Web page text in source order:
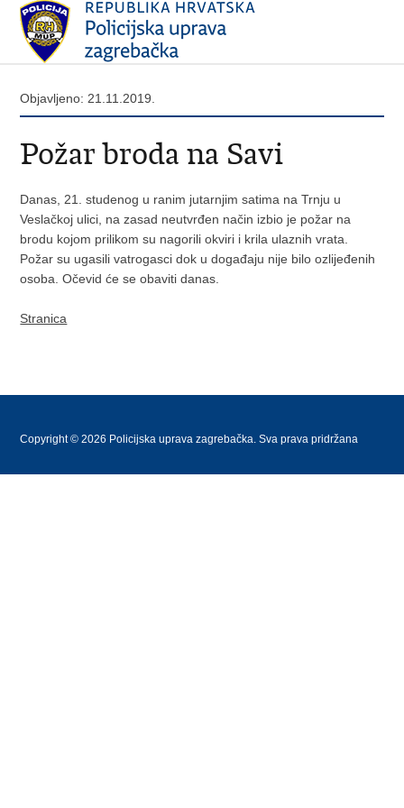
Objavljeno: 21.11.2019.
Požar broda na Savi
Danas, 21. studenog u ranim jutarnjim satima na Trnju u
Veslačkoj ulici, na zasad neutvrđen način izbio je požar na
brodu kojom prilikom su nagorili okviri i krila ulaznih vrata.
Požar su ugasili vatrogasci dok u događaju nije bilo ozlijeđenih
osoba. Očevid će se obaviti danas.
Stranica
Copyright © 2026 Policijska uprava zagrebačka. Sva prava pridržana